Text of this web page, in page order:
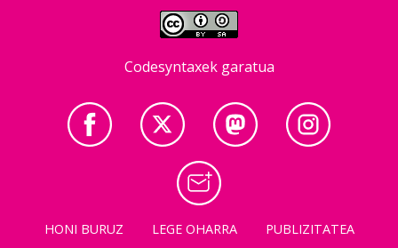
Codesyntaxek garatua
HONI BURUZ LEGE OHARRA
PUBLIZITATEA